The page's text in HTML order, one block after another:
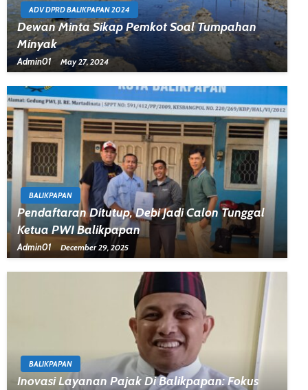
ADV DPRD BALIKPAPAN 2024
Dewan Minta Sikap Pemkot Soal Tumpahan
Minyak
Admin01 May 27, 2024
BALIKPAPAN
Pendaftaran Ditutup, Debi Jadi Calon Tunggal
Ketua PWI Balikpapan
Admin01 December 29, 2025
BALIKPAPAN
Inovasi Layanan Pajak Di Balikpapan: Fokus